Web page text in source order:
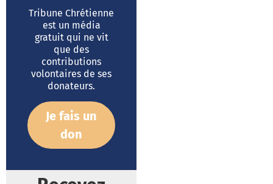
Tribune Chrétienne
est un média
gratuit qui ne vit
que des
contributions
volontaires de ses
donateurs.
Je fais un
don